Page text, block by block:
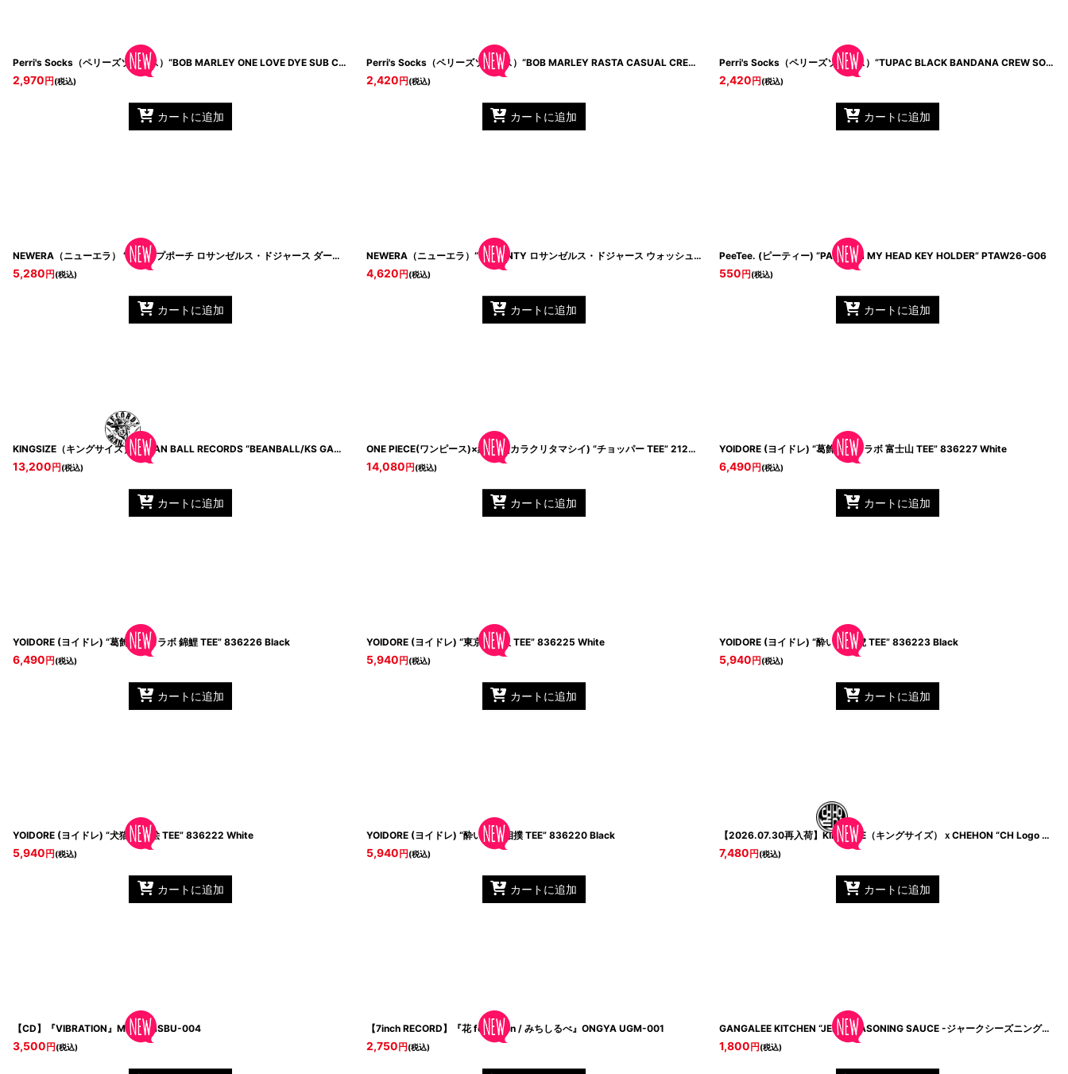
Perri's Socks（ペリーズソックス）“BOB MARLEY ONE LOVE DYE SUB CREW SOCKS” BOC302 Black
2,970 円 (税込)
カートに追加
Perri's Socks（ペリーズソックス）“BOB MARLEY RASTA CASUAL CREW SOCKS” BOC306 Rasta
2,420 円 (税込)
カートに追加
Perri's Socks（ペリーズソックス）“TUPAC BLACK BANDANA CREW SOCK”
2,420 円 (税込)
カートに追加
NEWERA（ニューエラ） “キャップポーチ ロサンゼルス・ドジャース ダークロイヤル | ゴルフ” 14393712 Blue
5,280 円 (税込)
カートに追加
NEWERA（ニューエラ）“9TWENTY ロサンゼルス・ドジャース ウォッシュドコットン ピンク × ホワイト” 14525132 Pink
4,620 円 (税込)
カートに追加
PeeTee. (ピーティー) “PARTY IN MY HEAD KEY HOLDER” PTAW26-G06
550 円 (税込)
カートに追加
KINGSIZE（キングサイズ）× BEAN BALL RECORDS “BEANBALL/KS GAME SHIRTS” KSAW26-S06 Green
13,200 円 (税込)
カートに追加
ONE PIECE(ワンピース)×絡繰魂(カラクリタマシイ) “チョッパー TEE” 212021 White
14,080 円 (税込)
カートに追加
YOIDORE (ヨイドレ) “葛飾北斎コラボ 富士山 TEE” 836227 White
6,490 円 (税込)
カートに追加
YOIDORE (ヨイドレ) “葛飾北斎コラボ 錦鯉 TEE” 836226 Black
6,490 円 (税込)
カートに追加
YOIDORE (ヨイドレ) “東京＆大阪 TEE” 836225 White
5,940 円 (税込)
カートに追加
YOIDORE (ヨイドレ) “酔い侍 酔虎 TEE” 836223 Black
5,940 円 (税込)
カートに追加
YOIDORE (ヨイドレ) “犬猫 浮世絵 TEE” 836222 White
5,940 円 (税込)
カートに追加
YOIDORE (ヨイドレ) “酔い力士 相撲 TEE” 836220 Black
5,940 円 (税込)
カートに追加
【2026.07.30再入荷】KINGSIZE（キングサイズ）ｘCHEHON “CH Logo B/B CAP”
7,480 円 (税込)
カートに追加
【CD】『VIBRATION』MINMI MSBU-004
3,500 円 (税込)
【7inch RECORD】『花 feat Dion / みちしるべ』ONGYA UGM-001
2,750 円 (税込)
GANGALEE KITCHEN “JERK SEASONING SAUCE -ジャークシーズニングソース-”
1,800 円 (税込)